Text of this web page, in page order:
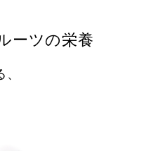
ーツの栄養